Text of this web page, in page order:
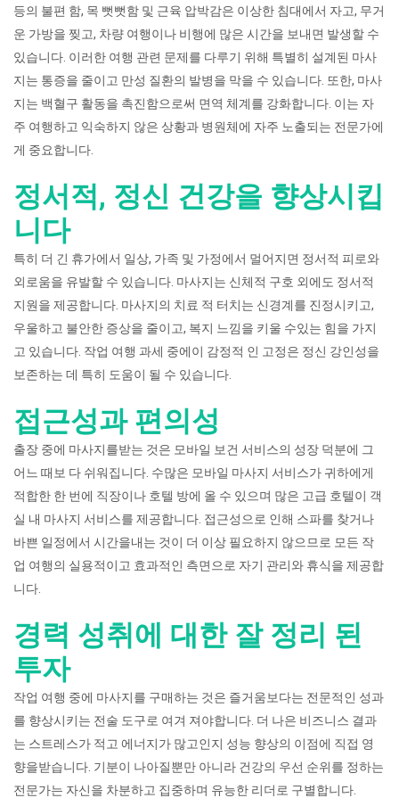
등의 불편 함, 목 뻣뻣함 및 근육 압박감은 이상한 침대에서 자고, 무거
운 가방을 찢고, 차량 여행이나 비행에 많은 시간을 보내면 발생할 수
있습니다. 이러한 여행 관련 문제를 다루기 위해 특별히 설계된 마사
지는 통증을 줄이고 만성 질환의 발병을 막을 수 있습니다. 또한, 마사
지는 백혈구 활동을 촉진함으로써 면역 체계를 강화합니다. 이는 자
주 여행하고 익숙하지 않은 상황과 병원체에 자주 노출되는 전문가에
게 중요합니다.
정서적, 정신 건강을 향상시킵
니다
특히 더 긴 휴가에서 일상, 가족 및 가정에서 멀어지면 정서적 피로와
외로움을 유발할 수 있습니다. 마사지는 신체적 구호 외에도 정서적
지원을 제공합니다. 마사지의 치료 적 터치는 신경계를 진정시키고,
우울하고 불안한 증상을 줄이고, 복지 느낌을 키울 수있는 힘을 가지
고 있습니다. 작업 여행 과세 중에이 감정적 인 고정은 정신 강인성을
보존하는 데 특히 도움이 될 수 있습니다.
접근성과 편의성
출장 중에 마사지를받는 것은 모바일 보건 서비스의 성장 덕분에 그
어느 때보 다 쉬워집니다. 수많은 모바일 마사지 서비스가 귀하에게
적합한 한 번에 직장이나 호텔 방에 올 수 있으며 많은 고급 호텔이 객
실 내 마사지 서비스를 제공합니다. 접근성으로 인해 스파를 찾거나
바쁜 일정에서 시간을내는 것이 더 이상 필요하지 않으므로 모든 작
업 여행의 실용적이고 효과적인 측면으로 자기 관리와 휴식을 제공합
니다.
경력 성취에 대한 잘 정리 된
투자
작업 여행 중에 마사지를 구매하는 것은 즐거움보다는 전문적인 성과
를 향상시키는 전술 도구로 여겨 져야합니다. 더 나은 비즈니스 결과
는 스트레스가 적고 에너지가 많고인지 성능 향상의 이점에 직접 영
향을받습니다. 기분이 나아질뿐만 아니라 건강의 우선 순위를 정하는
전문가는 자신을 차분하고 집중하며 유능한 리더로 구별합니다.